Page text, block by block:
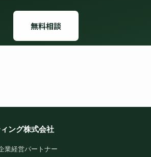
無料相談
ング株式会社
業経営パートナー